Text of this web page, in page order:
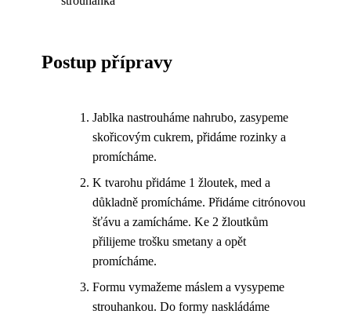
Postup přípravy
Jablka nastrouháme nahrubo, zasypeme
skořicovým cukrem, přidáme rozinky a
promícháme.
K tvarohu přidáme 1 žloutek, med a
důkladně promícháme. Přidáme citrónovou
šťávu a zamícháme. Ke 2 žloutkům
přilijeme trošku smetany a opět
promícháme.
Formu vymažeme máslem a vysypeme
strouhankou. Do formy naskládáme